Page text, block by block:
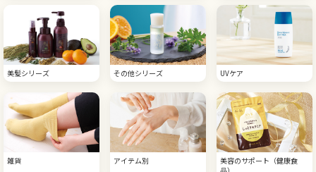
美髪シリーズ その他シリーズ UVケア
雑貨 アイテム別
美容のサポート（健康食